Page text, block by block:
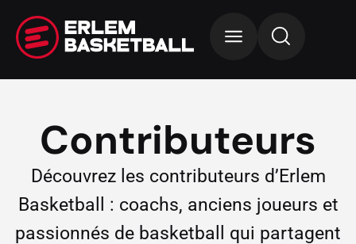
Contributeurs
Découvrez les contributeurs d’Erlem
Basketball : coachs, anciens joueurs et
passionnés de basketball qui partagent